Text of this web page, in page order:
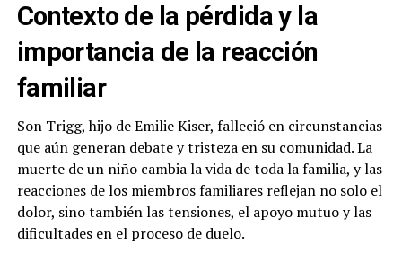
Contexto de la pérdida y la
importancia de la reacción
familiar
Son Trigg, hijo de Emilie Kiser, falleció en circunstancias
que aún generan debate y tristeza en su comunidad. La
muerte de un niño cambia la vida de toda la familia, y las
reacciones de los miembros familiares reflejan no solo el
dolor, sino también las tensiones, el apoyo mutuo y las
dificultades en el proceso de duelo.